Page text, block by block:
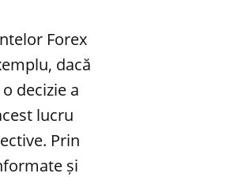
Forex
dacă
decizie a
lucru
Prin
și